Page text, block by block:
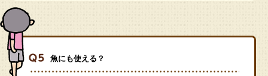
魚にも使える？